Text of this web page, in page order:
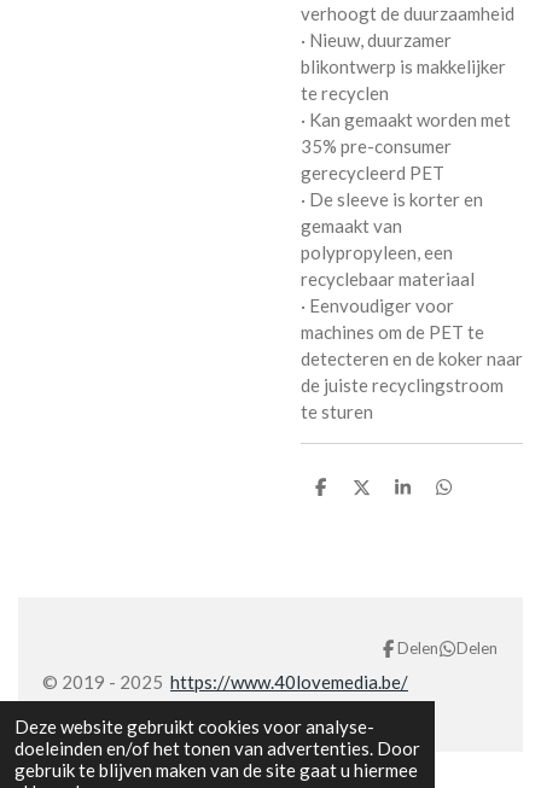
Deze website gebruikt cookies voor analyse-
doeleinden en/of het tonen van advertenties. Door
gebruik te blijven maken van de site gaat u hiermee
verhoogt de duurzaamheid
· Nieuw, duurzamer
blikontwerp is makkelijker
te recyclen
· Kan gemaakt worden met
35% pre-consumer
gerecycleerd PET
· De sleeve is korter en
gemaakt van
polypropyleen, een
recyclebaar materiaal
· Eenvoudiger voor
machines om de PET te
detecteren en de koker naar
de juiste recyclingstroom
te sturen
D
D
S
D
Delen Delen
© 2019 - 2025 https://www.40lovemedia.be/